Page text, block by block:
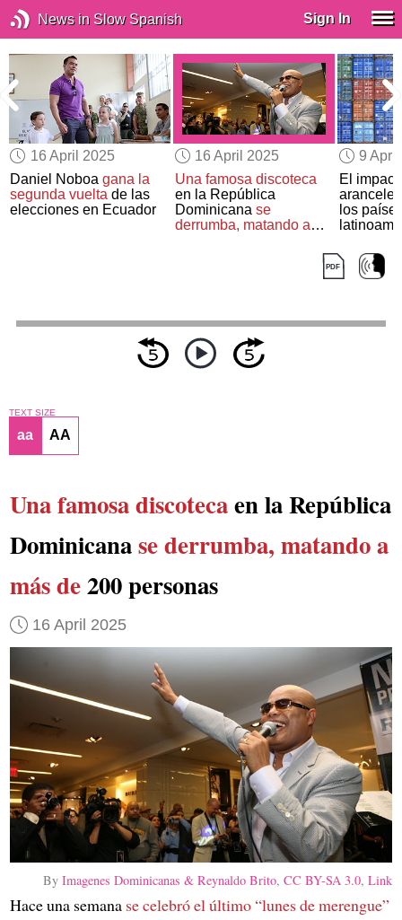
News in Slow Spanish Sign In
16 April 2025
Daniel Noboagana la
segunda vuelta de las
elecciones en Ecuador
16 April 2025
Una famosa discoteca
en la República
Dominicana se
derrumba, matando a
9
El
los
TEXT SIZE
aa AA
Una famosa discotecaen la República
Dominicanase derrumba, matando a
más de200 personas
16 April 2025
ByImagenes Dominicanas & Reynaldo Brito,CC BY-SA 3.0,Link
Hace una semana se celebró el último “lunes de merengue”